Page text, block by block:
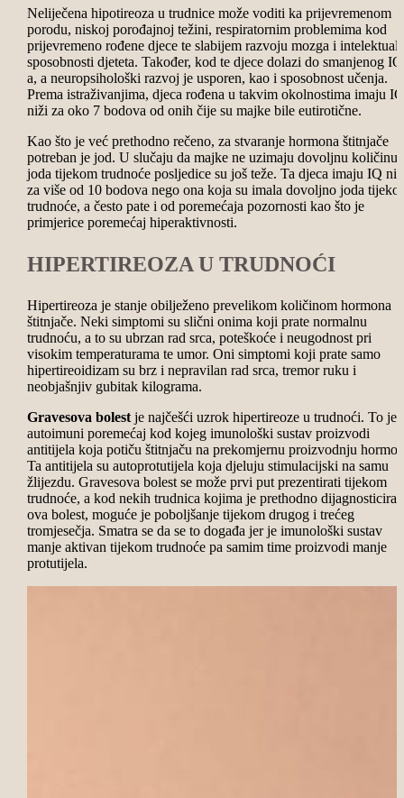
Neliječena hipotireoza u trudnice može voditi ka prijevremenom
porodu, niskoj porođajnoj težini, respiratornim problemima kod
prijevremeno rođene djece te slabijem razvoju mozga i
sposobnosti djeteta. Također, kod te djece dolazi do smanjenog
a, a neuropsihološki razvoj je usporen, kao i sposobnost učenja.
Prema istraživanjima, djeca rođena u takvim okolnostima imaju IQ
niži za oko 7 bodova od onih čije su majke bile eutirotične.
Kao što je već prethodno rečeno, za stvaranje hormona štitnjače
potreban je jod. U slučaju da majke ne uzimaju dovoljnu količinu
joda tijekom trudnoće posljedice su još teže. Ta djeca imaju IQ
za više od 10 bodova nego ona koja su imala dovoljno joda
trudnoće, a često pate i od poremećaja pozornosti kao što je
primjerice poremećaj hiperaktivnosti.
HIPERTIREOZA U TRUDNOĆI
Hipertireoza je stanje obilježeno prevelikom količinom hormona
štitnjače. Neki simptomi su slični onima koji prate normalnu
trudnoću, a to su ubrzan rad srca, poteškoće i neugodnost pri
visokim temperaturama te umor. Oni simptomi koji prate samo
hipertireoidizam su brz i nepravilan rad srca, tremor ruku i
neobjašnjiv gubitak kilograma.
Gravesova bolestje najčešći uzrok hipertireoze u trudnoći. To je
autoimuni poremećaj kod kojeg imunološki sustav proizvodi
antitijela koja potiču štitnjaču na prekomjernu proizvodnju
Ta antitijela su autoprotutijela koja djeluju stimulacijski na samu
žlijezdu. Gravesova bolest se može prvi put prezentirati tijekom
trudnoće, a kod nekih trudnica kojima je prethodno
ova bolest, moguće je poboljšanje tijekom drugog i trećeg
tromjesečja. Smatra se da se to događa jer je imunološki sustav
manje aktivan tijekom trudnoće pa samim time proizvodi manje
protutijela.